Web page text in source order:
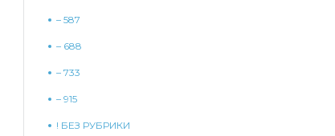
– 587
– 688
– 733
– 915
! БЕЗ РУБРИКИ